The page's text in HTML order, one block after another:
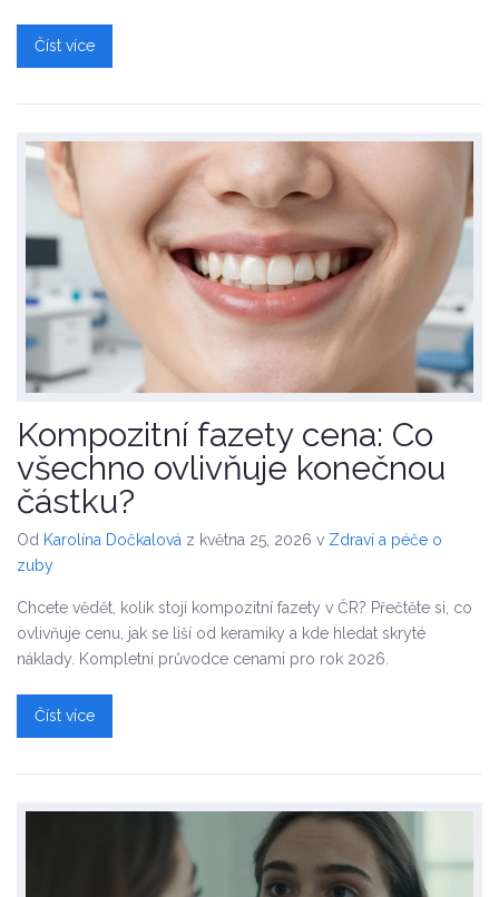
Číst více
Kompozitní fazety cena: Co
všechno ovlivňuje konečnou
částku?
Od Karolína Dočkalová z května 25, 2026 v Zdraví a péče o
zuby
Chcete vědět, kolik stojí kompozitní fazety v ČR? Přečtěte si, co
ovlivňuje cenu, jak se liší od keramiky a kde hledat skryté
náklady. Kompletní průvodce cenami pro rok 2026.
Číst více